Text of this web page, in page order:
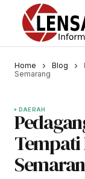
Home Blog
Semarang
DAERAH
Tempati